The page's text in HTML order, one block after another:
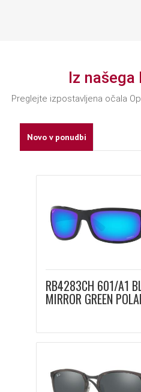
Iz
Preglejte izpostavljena očala
Novo v ponudbi
RB4283CH 601/A1
MIRROR GREEN